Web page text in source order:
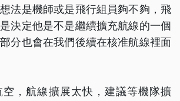
法是機師或是飛行組員夠不夠，飛
決定他是不是繼續擴充航線的一個
分也會在我們後續在核准航線裡面
，航線擴展太快，建議等機隊擴